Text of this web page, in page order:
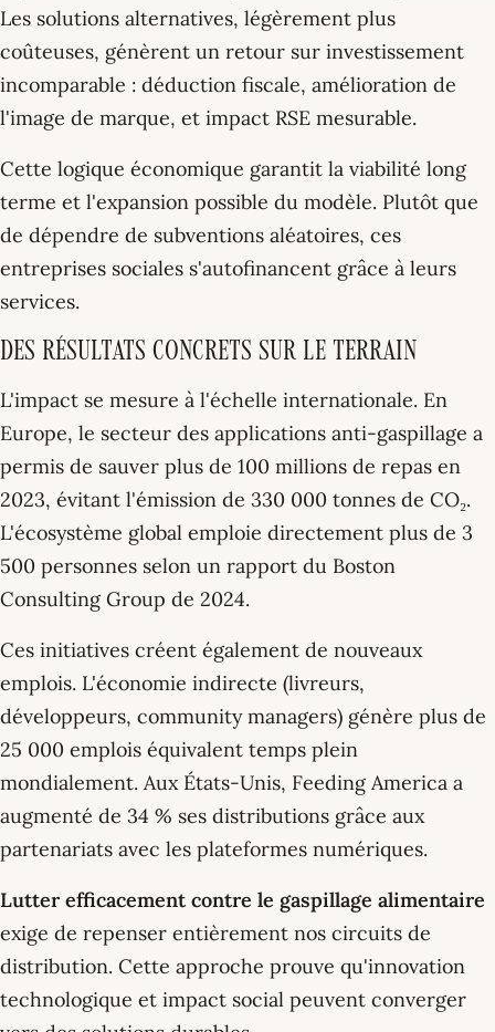
Les solutions alternatives, légèrement plus
coûteuses, génèrent un retour sur investissement
incomparable : déduction fiscale, amélioration de
l'image de marque, et impact RSE mesurable.
Cette logique économique garantit la viabilité long
terme et l'expansion possible du modèle. Plutôt que
de dépendre de subventions aléatoires, ces
entreprises sociales s'autofinancent grâce à leurs
services.
Des résultats concrets sur le terrain
L'impact se mesure à l'échelle internationale. En
Europe, le secteur des applications anti-gaspillage a
permis de sauver plus de 100 millions de repas en
2023, évitant l'émission de 330 000 tonnes de CO₂.
L'écosystème global emploie directement plus de 3
500 personnes selon un rapport du Boston
Consulting Group de 2024.
Ces initiatives créent également de nouveaux
emplois. L'économie indirecte (livreurs,
développeurs, community managers) génère plus de
25 000 emplois équivalent temps plein
mondialement. Aux États-Unis, Feeding America a
augmenté de 34 % ses distributions grâce aux
partenariats avec les plateformes numériques.
Lutter efficacement contre le gaspillage alimentaire
exige de repenser entièrement nos circuits de
distribution. Cette approche prouve qu'innovation
technologique et impact social peuvent converger